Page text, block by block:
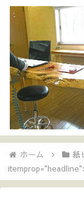
ホーム 紙